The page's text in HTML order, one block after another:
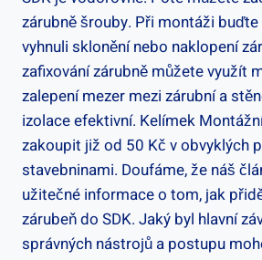
zárubně šrouby. Při montáži
vyhnuli sklonění nebo naklopení
zafixování zárubně můžete využít
zalepení mezer mezi zárubní a
izolace efektivní. Kelímek
zakoupit již od 50 Kč v obvyklých
stavebninami. Doufáme, že náš
užitečné informace o tom, jak
zárubeň do SDK. Jaký byl hlavní
správných nástrojů a postupu